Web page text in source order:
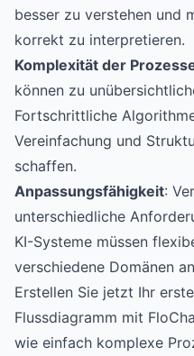
besser zu verstehen und
korrekt zu interpretieren.
Komplexität der
können zu
Fortschrittliche
Vereinfachung und
schaffen.
Anpassungsfähigkeit:
unterschiedliche
KI-Systeme müssen
verschiedene Domänen
Erstellen Sie jetzt Ihr
Flussdiagramm mit
wie einfach komplexe